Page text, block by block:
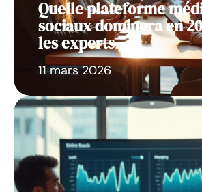
Quelle plateforme
sociaux dominera en
les experts
11 mars 2026